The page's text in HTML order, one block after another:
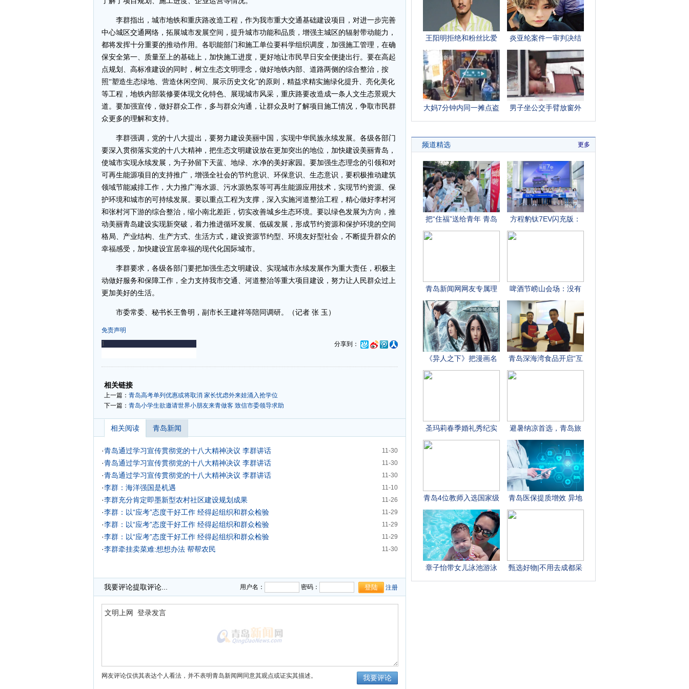
李群指出，城市地铁和重庆路改造工程，作为我市重大交通基础建设项目，对进一步完善
中心城区交通网络，拓展城市发展空间，提升城市功能和品质，增强主城区的辐射带动能力，
都将发挥十分重要的推动作用。各职能部门和施工单位要科学组织调度，加强施工管理，在确
保安全第一、质量至上的基础上，加快施工进度，更好地让市民早日安全便捷出行。要在高起
点规划、高标准建设的同时，树立生态文明理念，做好地铁内部、道路两侧的综合整治，按
照“塑造生态绿地、营造休闲空间、展示历史文化”的原则，精益求精实施绿化提升、亮化美化
等工程，地铁内部装修要体现文化特色、展现城市风采，重庆路要改造成一条人文生态景观大
道。要加强宣传，做好群众工作，多与群众沟通，让群众及时了解项目施工情况，争取市民群
众更多的理解和支持。
李群强调，党的十八大提出，要努力建设美丽中国，实现中华民族永续发展。各级各部门
要深入贯彻落实党的十八大精神，把生态文明建设放在更加突出的地位，加快建设美丽青岛，
使城市实现永续发展，为子孙留下天蓝、地绿、水净的美好家园。要加强生态理念的引领和对
可再生能源项目的支持推广，增强全社会的节约意识、环保意识、生态意识，要积极推动建筑
领域节能减排工作，大力推广海水源、污水源热泵等可再生能源应用技术，实现节约资源、保
护环境和城市的可持续发展。要以重点工程为支撑，深入实施河道整治工程，精心做好李村河
和张村河下游的综合整治，缩小南北差距，切实改善城乡生态环境。要以绿色发展为方向，推
动美丽青岛建设实现新突破，着力推进循环发展、低碳发展，形成节约资源和保护环境的空间
格局、产业结构、生产方式、生活方式，建设资源节约型、环境友好型社会，不断提升群众的
幸福感受，加快建设宜居幸福的现代化国际城市。
李群要求，各级各部门要把加强生态文明建设、实现城市永续发展作为重大责任，积极主
动做好服务和保障工作，全力支持我市交通、河道整治等重大项目建设，努力让人民群众过上
更加美好的生活。
市委常委、秘书长王鲁明，副市长王建祥等陪同调研。（记者 张 玉）
免责声明
分享到：
-
相关链接
上一篇： 青岛高考单列优惠或将取消 家长忧虑外来娃涌入抢学位
下一篇： 青岛小学生欲邀请世界小朋友来青做客 致信市委领导求助
相关阅读 青岛新闻
11-30
·青岛通过学习宣传贯彻党的十八大精神决议 李群讲话
11-30
·青岛通过学习宣传贯彻党的十八大精神决议 李群讲话
11-30
·青岛通过学习宣传贯彻党的十八大精神决议 李群讲话
11-10
·李群：海洋强国是机遇
11-26
·李群充分肯定即墨新型农村社区建设规划成果
11-29
·李群：以“应考”态度干好工作 经得起组织和群众检验
11-29
·李群：以“应考”态度干好工作 经得起组织和群众检验
11-29
·李群：以“应考”态度干好工作 经得起组织和群众检验
11-30
·李群牵挂卖菜难:想想办法 帮帮农民
我要评论提取评论... 用户名： 密码： 注册
网友评论仅供其表达个人看法，并不表明青岛新闻网同意其观点或证实其描述。